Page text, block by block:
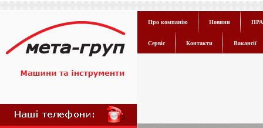
Про компанію Новини
Сервіс Контакти Вакансії